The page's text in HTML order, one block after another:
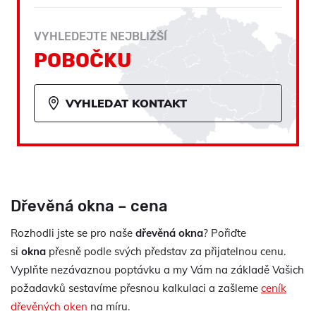
VYHLEDEJTE NEJBLIŽŠÍ
POBOČKU
VYHLEDAT KONTAKT
Dřevěná okna – cena
Rozhodli jste se pro naše dřevěná okna? Pořiďte
si okna přesně podle svých představ za přijatelnou cenu.
Vyplňte nezávaznou poptávku a my Vám na základě Vašich
požadavků sestavíme přesnou kalkulaci a zašleme ceník
dřevěných oken na míru.